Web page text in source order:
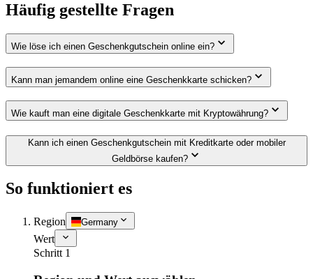
Häufig gestellte Fragen
Wie löse ich einen Geschenkgutschein online ein?
Kann man jemandem online eine Geschenkkarte schicken?
Wie kauft man eine digitale Geschenkkarte mit Kryptowährung?
Kann ich einen Geschenkgutschein mit Kreditkarte oder mobiler
Geldbörse kaufen?
So funktioniert es
Region Germany
Wert
Schritt 1